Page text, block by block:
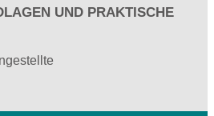
UND PRAKTISCHE